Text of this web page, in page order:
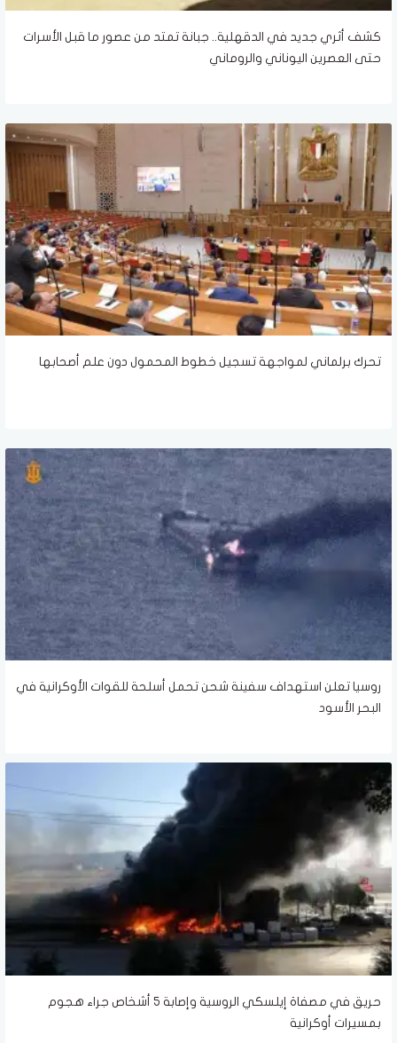
كشف أثري جديد في الدقهلية.. جبانة تمتد من عصور ما قبل الأسرات
حتى العصرين اليوناني والروماني
تحرك برلماني لمواجهة تسجيل خطوط المحمول دون علم أصحابها
روسيا تعلن استهداف سفينة شحن تحمل أسلحة للقوات الأوكرانية في
البحر الأسود
حريق في مصفاة إيلسكي الروسية وإصابة 5 أشخاص جراء هجوم
بمسيرات أوكرانية